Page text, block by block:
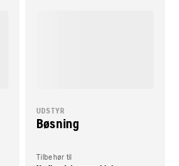
UDSTYR
Bøsning
Tilbehør til